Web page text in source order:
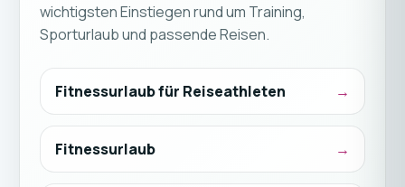
wichtigsten Einstiegen rund um Training,
Sporturlaub und passende Reisen.
Fitnessurlaub für Reiseathleten
Fitnessurlaub